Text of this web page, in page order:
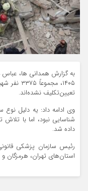
تعیین‌تکلیف نشده‌اند.
شناسایی نبود، اما با
داده شد.
رئیس سازمان پزشکی
استان‌های تهران، هرمزگان